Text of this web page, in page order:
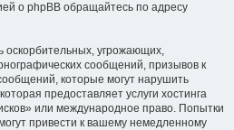
о phpBB обращайтесь по адресу
оскорбительных, угрожающих,
сообщений, призывов к
которые могут нарушить
предоставляет услуги хостинга
или международное право. Попытки
привести к вашему немедленному